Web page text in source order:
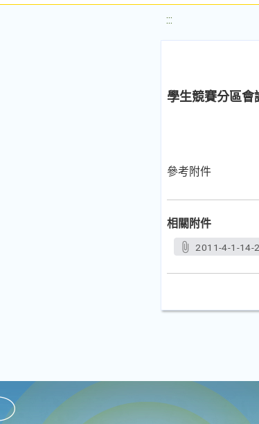
:::
學生競賽分區會
參考附件
相關附件
2011-4-1-14-